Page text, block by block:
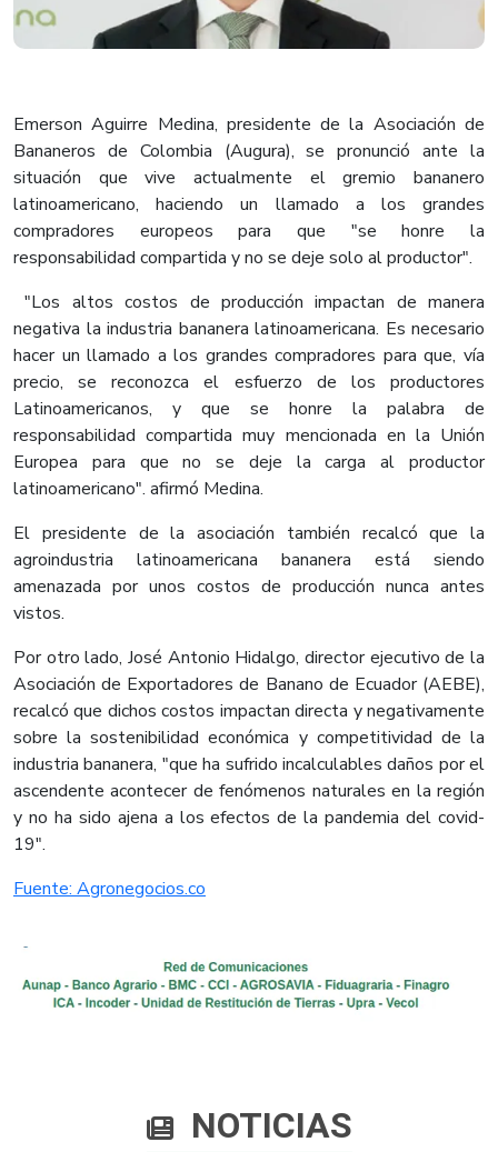
Emerson Aguirre Medina, presidente de la Asociación de
Bananeros de Colombia (Augura), se pronunció ante la
situación que vive actualmente el gremio bananero
latinoamericano, haciendo un llamado a los grandes
compradores europeos para que "se honre la
responsabilidad compartida y no se deje solo al productor".
"Los altos costos de producción impactan de manera
negativa la industria bananera latinoamericana. Es necesario
hacer un llamado a los grandes compradores para que, vía
precio, se reconozca el esfuerzo de los productores
Latinoamericanos, y que se honre la palabra de
responsabilidad compartida muy mencionada en la Unión
Europea para que no se deje la carga al productor
latinoamericano". afirmó Medina.
El presidente de la asociación también recalcó que la
agroindustria latinoamericana bananera está siendo
amenazada por unos costos de producción nunca antes
vistos.
Por otro lado, José Antonio Hidalgo, director ejecutivo de la
Asociación de Exportadores de Banano de Ecuador (AEBE),
recalcó que dichos costos impactan directa y negativamente
sobre la sostenibilidad económica y competitividad de la
industria bananera, "que ha sufrido incalculables daños por el
ascendente acontecer de fenómenos naturales en la región
y no ha sido ajena a los efectos de la pandemia del covid-
19".
Fuente: Agronegocios.co
NOTICIAS